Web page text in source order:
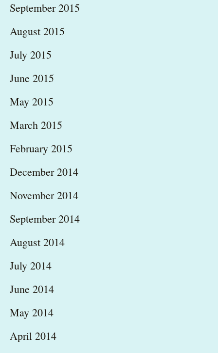
September 2015
August 2015
July 2015
June 2015
May 2015
March 2015
February 2015
December 2014
November 2014
September 2014
August 2014
July 2014
June 2014
May 2014
April 2014